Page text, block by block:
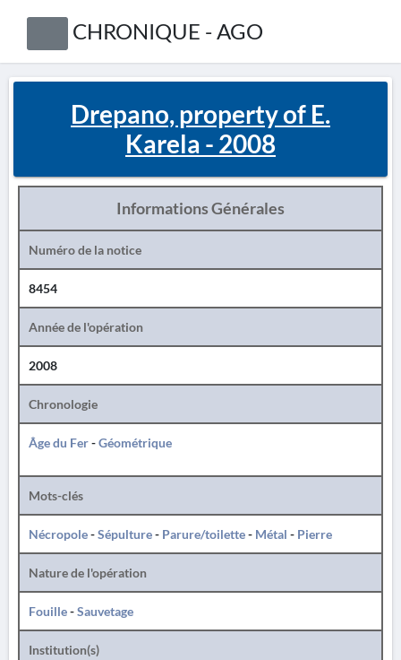
CHRONIQUE - AGO
Drepano, property of E.
Karela - 2008
Informations Générales
Numéro de la notice
8454
Année de l'opération
2008
Chronologie
Âge du Fer-Géométrique
Mots-clés
Nécropole-Sépulture- Parure/toilette- Métal - Pierre
Nature de l'opération
Fouille-Sauvetage
Institution(s)